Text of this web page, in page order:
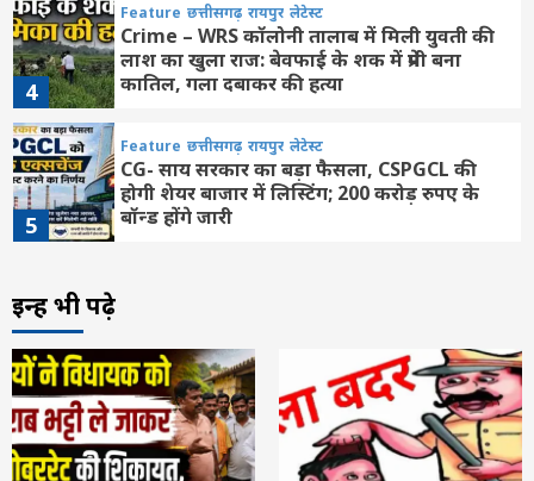
4
Feature छत्तीसगढ़ रायपुर लेटेस्ट
Crime – WRS कॉलोनी तालाब में मिली युवती की
लाश का खुला राज: बेवफाई के शक में प्रेमी बना
कातिल, गला दबाकर की हत्या
5
Feature छत्तीसगढ़ रायपुर लेटेस्ट
CG- साय सरकार का बड़ा फैसला, CSPGCL की
होगी शेयर बाजार में लिस्टिंग; 200 करोड़ रुपए के
बॉन्ड होंगे जारी
6
अशुभ मुहूर्त
Feature राशि फल लेटेस्ट
Aaj ka Rashifal 6 August 2026: कैसा रहेगा
आपका आज का द‍िन, मेष से मीन तक सभी जानें
इन्हें भी पढ़े